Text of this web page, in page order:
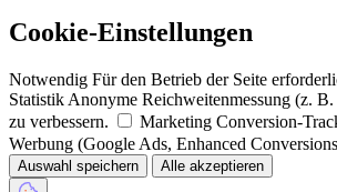
Cookie-Einstellungen
Notwendig Für den Betrieb der Seite
Statistik Anonyme Reichweitenmessung (z.
zu verbessern.
Marketing Conversion-
Werbung (Google Ads, Enhanced
Auswahl speichern Alle akzeptieren